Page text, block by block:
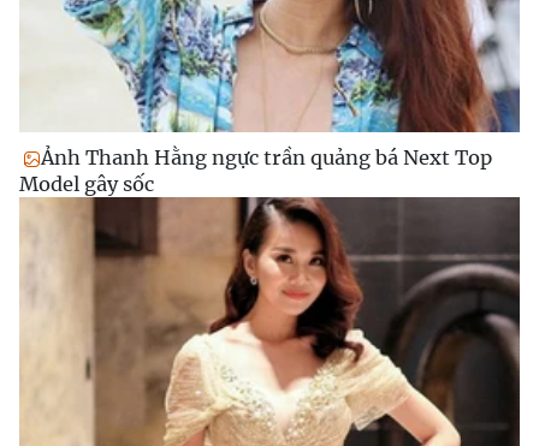
Ảnh Thanh Hằng ngực trần quảng bá Next Top
Model gây sốc